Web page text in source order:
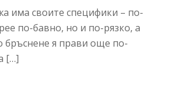
има своите специфики – по-
по-бавно, но и по-рязко, а
бръснене я прави още по-
[…]